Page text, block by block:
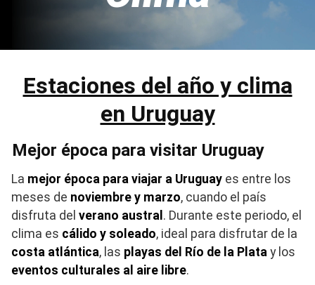
Estaciones del año y clima
en Uruguay
Mejor época para visitar Uruguay
La mejor época para viajar a Uruguay es entre los
meses de noviembre y marzo, cuando el país
disfruta del verano austral . Durante este periodo, el
clima es cálido y soleado, ideal para disfrutar de la
costa atlántica, las playas del Río de la Plata y los
eventos culturales al aire libre.